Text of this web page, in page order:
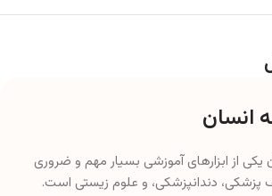
انسان
از ابزارهای آموزشی بسیار مهم و ضروری
پزشکی، دندانپزشکی، و علوم زیستی است.